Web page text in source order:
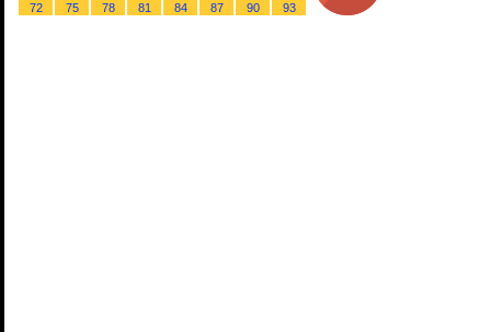
72
75 78 81 84 87 90 93